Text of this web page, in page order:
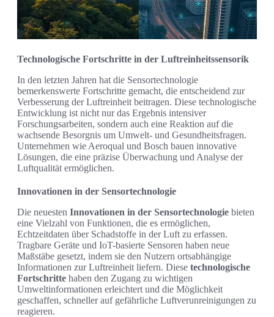
Technologische Fortschritte in der Luftreinheitssensorik
In den letzten Jahren hat die Sensortechnologie
bemerkenswerte Fortschritte gemacht, die entscheidend zur
Verbesserung der Luftreinheit beitragen. Diese technologische
Entwicklung ist nicht nur das Ergebnis intensiver
Forschungsarbeiten, sondern auch eine Reaktion auf die
wachsende Besorgnis um Umwelt- und Gesundheitsfragen.
Unternehmen wie Aeroqual und Bosch bauen innovative
Lösungen, die eine präzise Überwachung und Analyse der
Luftqualität ermöglichen.
Innovationen in der Sensortechnologie
Die neuesten Innovationen in der Sensortechnologie bieten
eine Vielzahl von Funktionen, die es ermöglichen,
Echtzeitdaten über Schadstoffe in der Luft zu erfassen.
Tragbare Geräte und IoT-basierte Sensoren haben neue
Maßstäbe gesetzt, indem sie den Nutzern ortsabhängige
Informationen zur Luftreinheit liefern. Diese technologische
Fortschritte haben den Zugang zu wichtigen
Umweltinformationen erleichtert und die Möglichkeit
geschaffen, schneller auf gefährliche Luftverunreinigungen zu
reagieren.